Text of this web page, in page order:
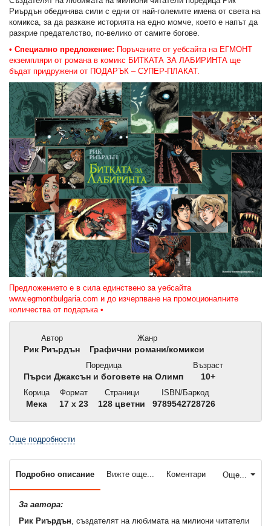
Риърдън обединява сили с едни от най-големите имена от света на
комикса, за да разкаже историята на едно момче, което е напът да
разкрие предателство, по-велико от самите богове.
• Специално предложение: Поръчаните от уебсайта на ЕГМОНТ
екземпляри от романа в комикс БИТКАТА ЗА ЛАБИРИНТА ще
бъдат придружени от ПОДАРЪК – СУПЕР-ПЛАКАТ.
Предложението е в сила единствено за уебсайта
www.egmontbulgaria.com и до изчерпване на промоционалните
количества от подаръка •
Автор
Рик Риърдън
Жанр
Графични романи/комикси
Поредица
Пърси Джаксън и боговете на Олимп
Възраст
10+
Корица
Мека
Формат
17 x 23
Страници
128 цветни
ISBN/Баркод
9789542728726
Още подробности
Още...
Подробно описание Вижте още... Коментари
За автора:
Рик Риърдън , създателят на любимата на милиони читатели